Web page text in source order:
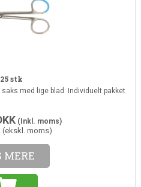
stk
med lige blad. Individuelt pakket
(Inkl. moms)
(ekskl. moms)